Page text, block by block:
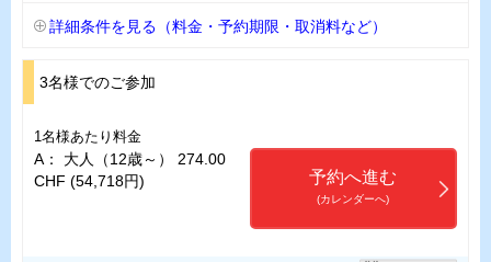
詳細条件を見る（料金・予約期限・取消料など）
3名様でのご参加
1名様あたり料金
A： 大人（12歳～） 274.00
CHF (54,718円)
予約へ進む
(カレンダーへ)